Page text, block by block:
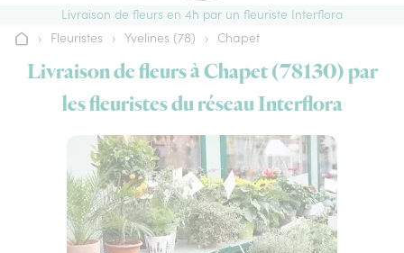
Livraison de fleurs en 4h par un fleuriste Interflora
Accueil
› Fleuristes › Yvelines (78) › Chapet
Livraison de fleurs à Chapet (78130) par
les fleuristes du réseau Interflora